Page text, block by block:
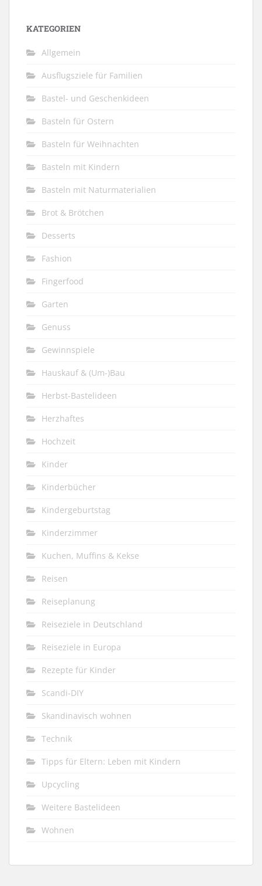
KATEGORIEN
Allgemein
Ausflugsziele für Familien
Bastel- und Geschenkideen
Basteln für Ostern
Basteln für Weihnachten
Basteln mit Kindern
Basteln mit Naturmaterialien
Brot & Brötchen
Desserts
Fashion
Fingerfood
Garten
Genuss
Gewinnspiele
Hauskauf & (Um-)Bau
Herbst-Bastelideen
Herzhaftes
Hochzeit
Kinder
Kinderbücher
Kindergeburtstag
Kinderzimmer
Kuchen, Muffins & Kekse
Reisen
Reiseplanung
Reiseziele in Deutschland
Reiseziele in Europa
Rezepte für Kinder
Scandi-DIY
Skandinavisch wohnen
Technik
Tipps für Eltern: Leben mit Kindern
Upcycling
Weitere Bastelideen
Wohnen